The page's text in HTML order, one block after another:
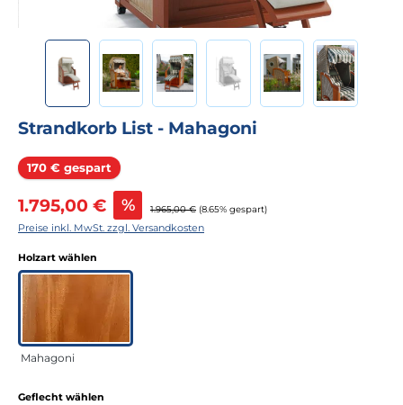
Strandkorb List - Mahagoni
170 € gespart Rabatt
Verkaufspreis:
1.795,00 € % Regulärer Preis:
1.965,00 € (8.65% gespart)
Preise inkl. MwSt. zzgl. Versandkosten
Holzart wählen
Mahagoni
Geflecht wählen